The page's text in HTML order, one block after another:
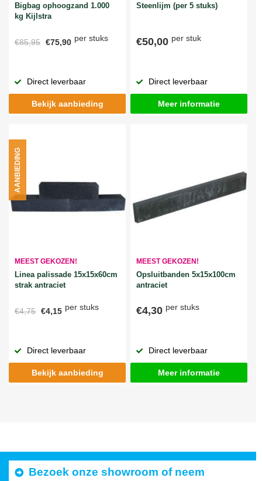
Bigbag ophoogzand 1.000
kg Kijlstra
€85,95 €75,90 per stuks
Direct leverbaar
Bekijk aanbieding
Steenlijm (per 5 stuks)
€50,00 per stuk
Direct leverbaar
Meer informatie
MEEST GEKOZEN!
Linea palissade 15x15x60cm
strak antraciet
€4,75 €4,15 per stuks
AANBIEDING
Direct leverbaar
Bekijk aanbieding
MEEST GEKOZEN!
Opsluitbanden 5x15x100cm
antraciet
€4,30 per stuks
Direct leverbaar
Meer informatie
Bezoek onze showroom of neem